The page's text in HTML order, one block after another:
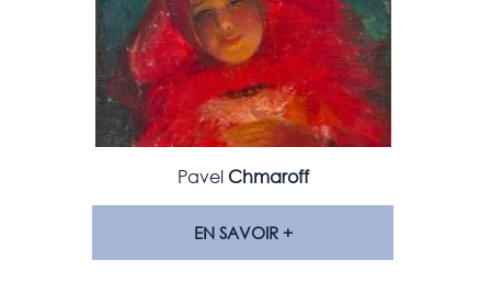
PavelChmaroff
EN SAVOIR +